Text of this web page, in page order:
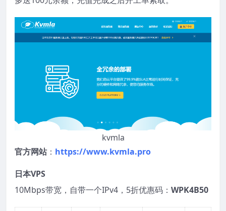
kvmla
官方网站： https://www.kvmla.pro
日本VPS
10Mbps带宽，自带一个IPv4，5折优惠码： WPK4B50